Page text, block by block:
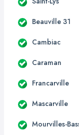
Beauville 31
Cambiac
Caraman
Francarville
Mascarville
Mourvilles-